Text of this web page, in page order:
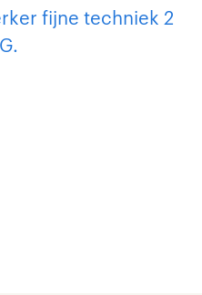
fijne techniek 2